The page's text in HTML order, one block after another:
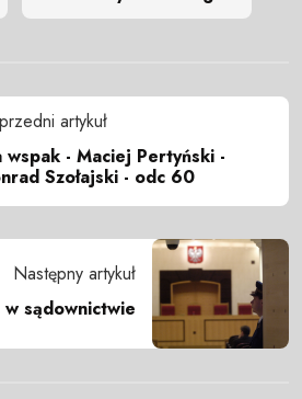
artykuł
wspak - Maciej Pertyński -
Szołajski - odc 60
Następny artykuł
w sądownictwie